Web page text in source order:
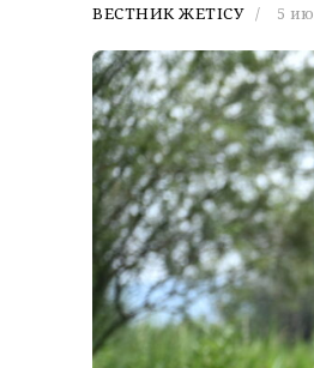
ВЕСТНИК ЖЕТІСУ 5